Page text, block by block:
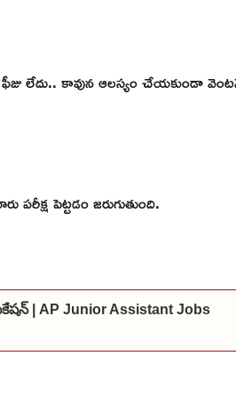
లేదు.. కావున ఆలస్యం చేయకుండా
పరీక్ష పెట్టడం జరుగుతుంది.
| AP Junior Assistant Jobs